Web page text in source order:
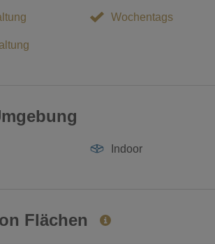
Wochentags
Indoor
Flächen